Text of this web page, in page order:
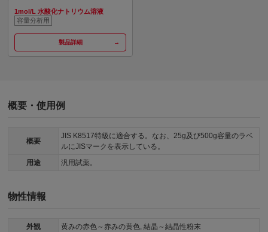
1mol/L 水酸化ナトリウム溶液
容量分析用
製品詳細
概要・使用例
概要
JIS K8517特級に適合する。なお、25g及び500g容量のラベ
ルにJISマークを表示している。
用途
汎用試薬。
物性情報
外観 黄みの赤色～赤みの黄色, 結晶～結晶性粉末